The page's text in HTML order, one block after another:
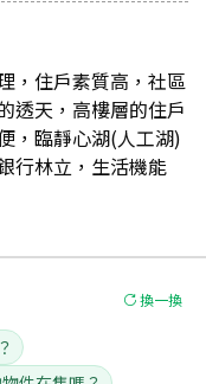
，住戶素質高，社區
透天，高樓層的住戶
，臨靜心湖(人工湖)
行林立，生活機能
換一換